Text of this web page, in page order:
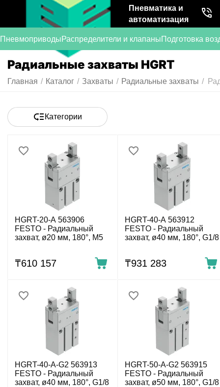
Пневматика и
автоматизация
ПневмоприводыРаспределители и клапаныПодготовка
Радиальные захваты HGRT
Главная / Каталог / Захваты / Радиальные захваты /
Категории
HGRT-20-A 563906
FESTO - Радиальный
захват, ø20 мм, 180°, M5
₸610 157
HGRT-40-A 563912
FESTO - Радиальный
захват, ø40 мм, 180°, G1/8
₸931 283
HGRT-40-A-G2 563913
FESTO - Радиальный
захват, ø40 мм, 180°, G1/8
HGRT-50-A-G2 563915
FESTO - Радиальный
захват, ø50 мм, 180°, G1/8